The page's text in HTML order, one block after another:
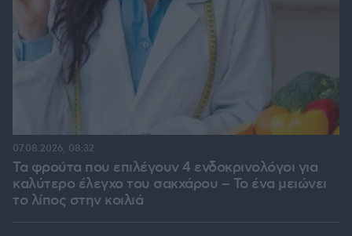
Τα φρούτα που επιλέγουν 4 ενδοκρινολόγοι για
καλύτερο έλεγχο του σακχάρου – Το ένα μειώνει
το λίπος στην κοιλιά
07.08.2026, 08:32